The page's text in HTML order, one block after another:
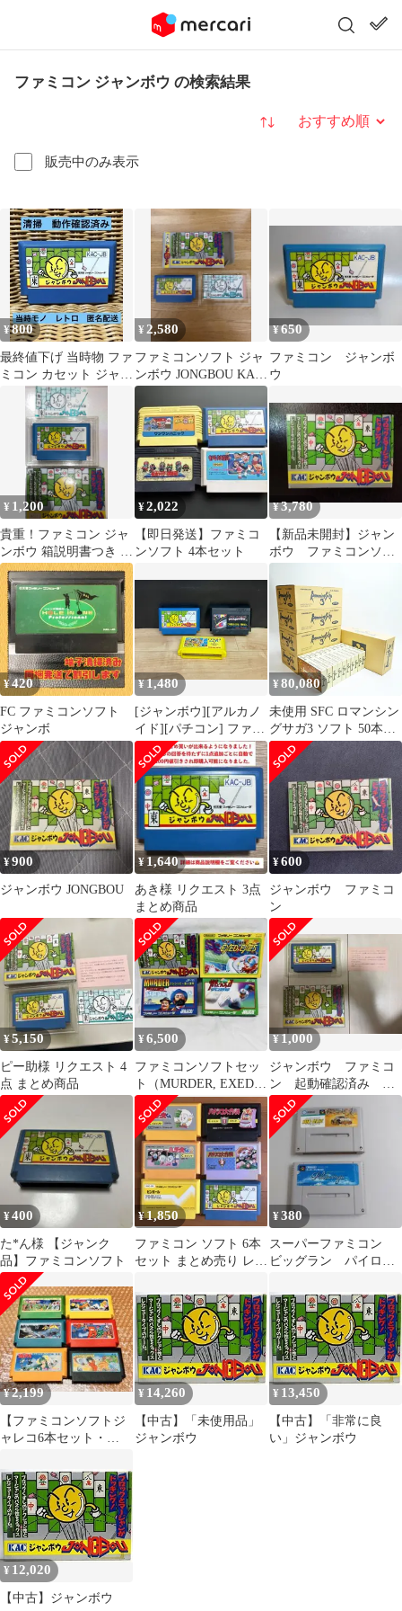
ファミコン ジャンボウ の検索結果
販売中のみ表示
並び替え
¥800
最終値下げ 当時物 ファ
ミコン カセット ジャン
ボウ 任天堂 レトロ 青
脳トレ
¥ 2,580
ファミコンソフト ジャ
ンボウ JONGBOU KAC-
JB
¥650
ファミコン ジャンボ
ウ
¥ 1,200
貴重！ファミコン ジャ
ンボウ 箱説明書つき ケ
イアミューズメントリ
ース
¥2,022
【即日発送】ファミコ
ンソフト 4本セット
¥3,780
【新品未開封】ジャン
ボウ ファミコンソフ
ト
¥420
FC ファミコンソフト
ジャンボ
¥1,480
[ジャンボウ][アルカノ
イド][パチコン] ファミ
コン FC ソフト mJJ341
● ★
¥80,080
未使用 SFC ロマンシン
グサガ3 ソフト 50本セ
ット 限定ポスター2枚
輸送箱入り 任天堂 スー
パーファミコン T09-
s063
¥900
ジャンボウ JONGBOU
¥1,640
あき様 リクエスト 3点
まとめ商品
¥600
ジャンボウ ファミコ
ン
¥5,150
ピー助様 リクエスト 4
点 まとめ商品
¥6,500
ファミコンソフトセッ
ト（MURDER, EXED
EYES）
¥1,000
ジャンボウ ファミコ
ン 起動確認済み 箱
付き
¥400
た*ん様 【ジャンク
品】ファミコンソフト
¥1,850
ファミコン ソフト 6本
セット まとめ売り レト
¥380
スーパーファミコン
ビッグラン パイロッ
ト
¥2,199
【ファミコンソフトジ
ャレコ6本セット・
¥ 14,260
【中古】「未使用品」
ジャンボウ
¥ 13,450
【中古】「非常に良
い」ジャンボウ
¥ 12,020
【中古】ジャンボウ